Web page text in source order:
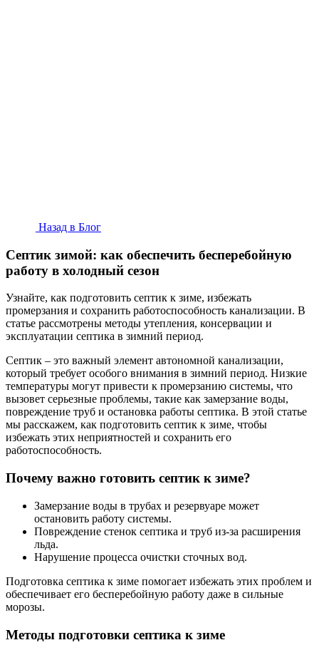
Назад в Блог
Септик зимой: как обеспечить бесперебойную
работу в холодный сезон
Узнайте, как подготовить септик к зиме, избежать
промерзания и сохранить работоспособность канализации. В
статье рассмотрены методы утепления, консервации и
эксплуатации септика в зимний период.
Септик – это важный элемент автономной канализации,
который требует особого внимания в зимний период. Низкие
температуры могут привести к промерзанию системы, что
вызовет серьезные проблемы, такие как замерзание воды,
повреждение труб и остановка работы септика. В этой статье
мы расскажем, как подготовить септик к зиме, чтобы
избежать этих неприятностей и сохранить его
работоспособность.
Почему важно готовить септик к зиме?
Замерзание воды в трубах и резервуаре может
остановить работу системы.
Повреждение стенок септика и труб из-за расширения
льда.
Нарушение процесса очистки сточных вод.
Подготовка септика к зиме помогает избежать этих проблем и
обеспечивает его бесперебойную работу даже в сильные
морозы.
Методы подготовки септика к зиме